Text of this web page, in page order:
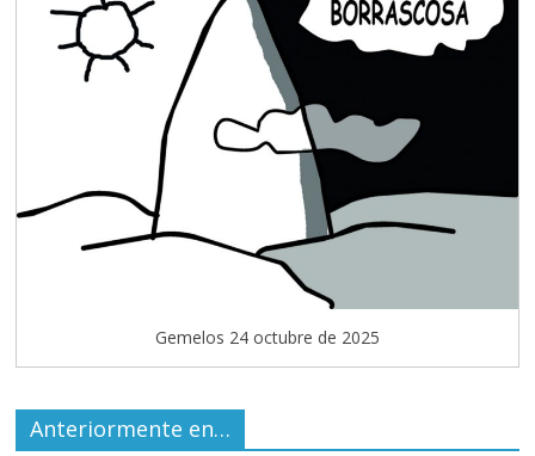
Gemelos 24 octubre de 2025
Anteriormente en…